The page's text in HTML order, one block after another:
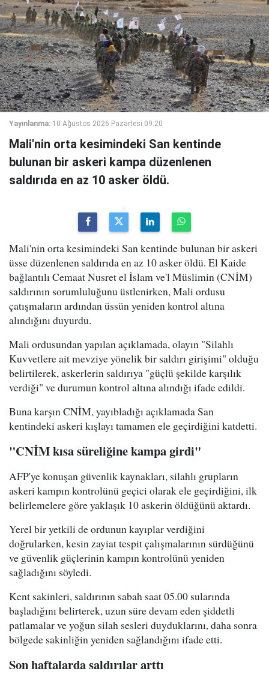
Yayınlanma: 10 Ağustos 2026 Pazartesi 09:20
Mali'nin orta kesimindeki San kentinde
bulunan bir askeri kampa düzenlenen
saldırıda en az 10 asker öldü.
Mali'nin orta kesimindeki San kentinde bulunan bir askeri
üsse düzenlenen saldırıda en az 10 asker öldü. El Kaide
bağlantılı Cemaat Nusret el İslam ve'l Müslimin (CNİM)
saldırının sorumluluğunu üstlenirken, Mali ordusu
çatışmaların ardından üssün yeniden kontrol altına
alındığını duyurdu.
Mali ordusundan yapılan açıklamada, olayın "Silahlı
Kuvvetlere ait mevziye yönelik bir saldırı girişimi" olduğu
belirtilerek, askerlerin saldırıya "güçlü şekilde karşılık
verdiği" ve durumun kontrol altına alındığı ifade edildi.
Buna karşın CNİM, yayıbladığı açıklamada San
kentindeki askeri kışlayı tamamen ele geçirdiğini katdetti.
"CNİM kısa süreliğine kampa girdi"
AFP'ye konuşan güvenlik kaynakları, silahlı grupların
askeri kampın kontrolünü geçici olarak ele geçirdiğini, ilk
belirlemelere göre yaklaşık 10 askerin öldüğünü aktardı.
Yerel bir yetkili de ordunun kayıplar verdiğini
doğrularken, kesin zayiat tespit çalışmalarının sürdüğünü
ve güvenlik güçlerinin kampın kontrolünü yeniden
sağladığını söyledi.
Kent sakinleri, saldırının sabah saat 05.00 sularında
başladığını belirterek, uzun süre devam eden şiddetli
patlamalar ve yoğun silah sesleri duyduklarını, daha sonra
bölgede sakinliğin yeniden sağlandığını ifade etti.
Son haftalarda saldırılar arttı